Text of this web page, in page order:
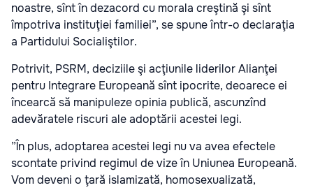
noastre, sînt în dezacord cu morala creştină şi sînt
împotriva instituţiei familiei”, se spune într-o declaraţia
a Partidului Socialiştilor.
Potrivit, PSRM, deciziile şi acţiunile liderilor Alianţei
pentru Integrare Europeană sînt ipocrite, deoarece ei
încearcă să manipuleze opinia publică, ascunzînd
adevăratele riscuri ale adoptării acestei legi.
”În plus, adoptarea acestei legi nu va avea efectele
scontate privind regimul de vize în Uniunea Europeană.
Vom deveni o ţară islamizată, homosexualizată,